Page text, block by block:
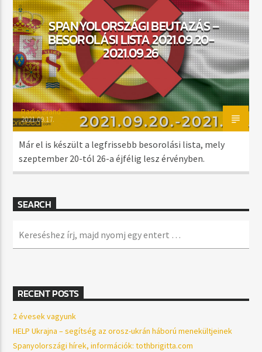
SPANYOLORSZÁGI BEUTAZÁS –
BESOROLÁSI LISTA 2021.09.20-
2021.09.26
Radio Brand
2021.09.17.
Már el is készült a legfrissebb besorolási lista, mely
szeptember 20-tól 26-a éjfélig lesz érvényben.
SEARCH
RECENT POSTS
2 évesek vagyunk
HELP Ukrajna – segítség az orosz-ukrán háború menekültjeinek
Spanyolországi hírek, információk: tothbrigitta.com